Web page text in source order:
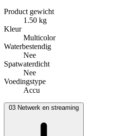
Product gewicht
1.50 kg
Kleur
Multicolor
Waterbestendig
Nee
Spatwaterdicht
Nee
Voedingstype
Accu
03 Netwerk en streaming